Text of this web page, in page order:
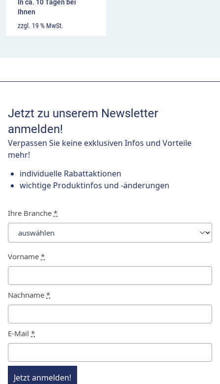
In ca. 10 Tagen bei
Ihnen
zzgl. 19 % MwSt.
Jetzt zu unserem Newsletter
anmelden!
Verpassen Sie keine exklusiven Infos und Vorteile
mehr!
individuelle Rabattaktionen
wichtige Produktinfos und -änderungen
Ihre Branche *
Vorname *
Nachname *
E-Mail *
Jetzt anmelden!